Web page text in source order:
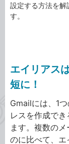
設定する方法を
す。
エイリアス
短に！
Gmailには、1
レスを作成でき
ます。複数の
のに比べて、